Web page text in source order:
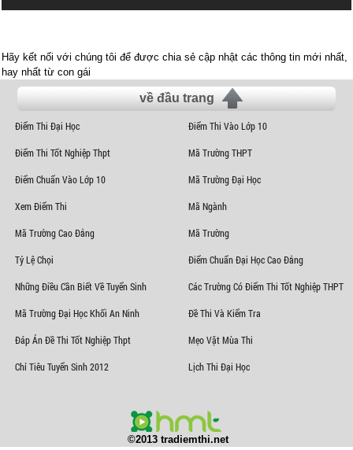
Hãy kết nối với chúng tôi để được chia sẻ cập nhật các thông tin mới nhất,
hay nhất từ con gái
về đầu trang
Điểm Thi Đại Học Điểm Thi Vào Lớp 10
Điểm Thi Tốt Nghiệp Thpt Mã Trường THPT
Điểm Chuẩn Vào Lớp 10 Mã Trường Đại Học
Xem Điểm Thi Mã Ngành
Mã Trường Cao Đẳng Mã Trường
Tỷ Lệ Chọi Điểm Chuẩn Đại Học Cao Đẳng
Những Điều Cần Biết Về Tuyển Sinh Các Trường Có Điểm Thi Tốt Nghiệp THPT
Mã Trường Đại Học Khối An Ninh Đề Thi Và Kiểm Tra
Đáp Án Đề Thi Tốt Nghiệp Thpt Mẹo Vặt Mùa Thi
Chỉ Tiêu Tuyển Sinh 2012 Lịch Thi Đại Học
©2013 tradiemthi.net